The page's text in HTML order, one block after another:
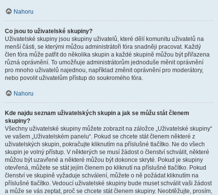
Nahoru
Co jsou to uživatelské skupiny?
Uživatelské skupiny jsou skupiny uživatelů, které dělí komunitu uživatelů na
menší části, se kterými můžou administrátoři fóra snadněji pracovat. Každý
člen fóra může patřit do několika skupin a každé skupině můžou být přiřazena
různá oprávnění. To umožňuje administrátorům jednoduše měnit oprávnění
pro mnoho uživatelů najednou, například změnit oprávnění pro moderátory,
nebo povolit uživatelům přístup do soukromého fóra.
Nahoru
Kde najdu seznam uživatelských skupin a jak se můžu stát členem
skupiny?
Všechny uživatelské skupiny můžete zobrazit na záložce „Uživatelské skupiny“
ve vašem „Uživatelském panelu“. Pokud se chcete stát členem některé z
uživatelských skupin, pokračujte kliknutím na příslušné tlačítko. Ne do všech
skupin je volný přístup. V některých se musí žádost o členství schválit, některé
můžou být uzavřené a některé můžou být dokonce skryté. Pokud je skupiny
otevřená, můžete se stát jejím členem po kliknutí na příslušné tlačítko. Pokud
členství ve skupině vyžaduje schválení, můžete o ně požádat kliknutím na
příslušné tlačítko. Vedoucí uživatelské skupiny bude muset schválit vaši žádost
a může se vás zeptat, proč se chcete stát členem skupiny. Neobtěžujte, prosím,